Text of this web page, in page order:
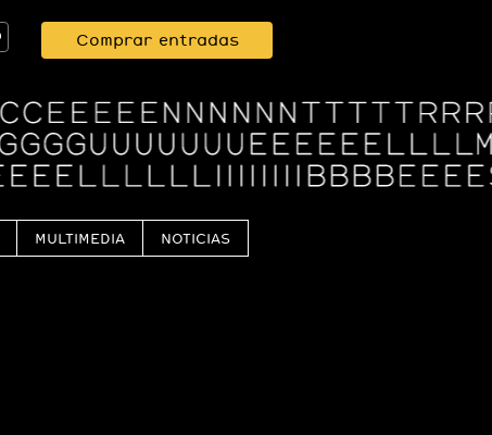
Comprar entradas
MULTIMEDIA NOTICIAS